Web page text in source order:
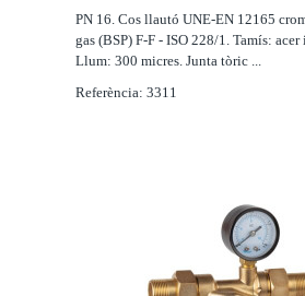
PN 16. Cos llautó UNE-EN 12165
gas (BSP) F-F - ISO 228/1. Tamís:
Llum: 300 micres. Junta tòric ...
Referència: 3311